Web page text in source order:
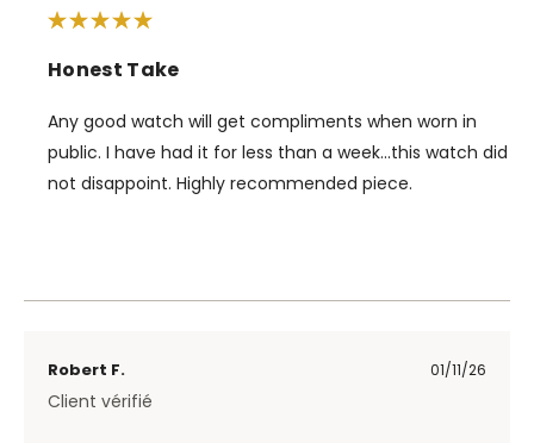
Honest Take
Any good watch will get compliments when worn in
public. I have had it for less than a week...this watch did
not disappoint. Highly recommended piece.
Robert F. 01/11/26
Client vérifié